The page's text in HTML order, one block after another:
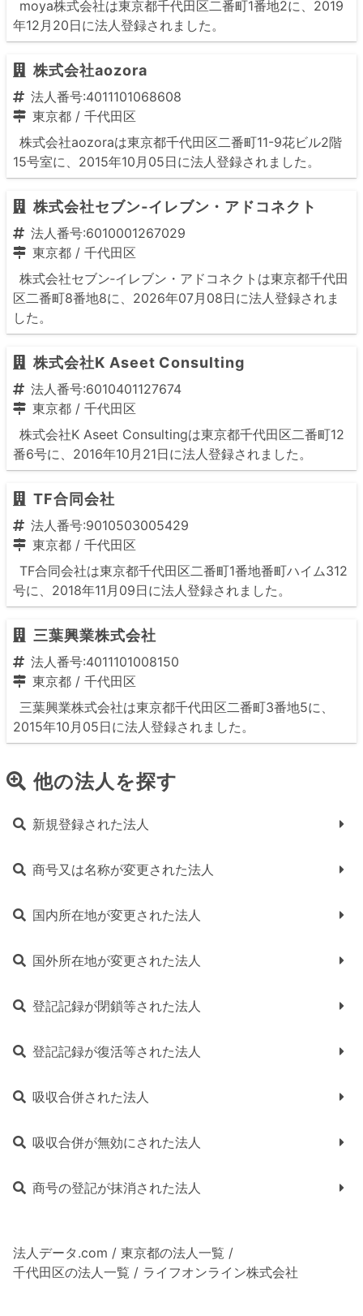
moya株式会社は東京都千代田区二番町1番地2に、2019
年12月20日に法人登録されました。
株式会社aozora
法人番号:4011101068608
東京都 / 千代田区
株式会社aozoraは東京都千代田区二番町11-9花ビル2階
15号室に、2015年10月05日に法人登録されました。
株式会社セブン‐イレブン・アドコネクト
法人番号:6010001267029
東京都 / 千代田区
株式会社セブン‐イレブン・アドコネクトは東京都千代田
区二番町8番地8に、2026年07月08日に法人登録されま
した。
株式会社K Aseet Consulting
法人番号:6010401127674
東京都 / 千代田区
株式会社K Aseet Consultingは東京都千代田区二番町12
番6号に、2016年10月21日に法人登録されました。
TF合同会社
法人番号:9010503005429
東京都 / 千代田区
TF合同会社は東京都千代田区二番町1番地番町ハイム312
号に、2018年11月09日に法人登録されました。
三葉興業株式会社
法人番号:4011101008150
東京都 / 千代田区
三葉興業株式会社は東京都千代田区二番町3番地5に、
2015年10月05日に法人登録されました。
他の法人を探す
新規登録された法人
商号又は名称が変更された法人
国内所在地が変更された法人
国外所在地が変更された法人
登記記録が閉鎖等された法人
登記記録が復活等された法人
吸収合併された法人
吸収合併が無効にされた法人
商号の登記が抹消された法人
法人データ.com / 東京都の法人一覧 /
千代田区の法人一覧 / ライフオンライン株式会社